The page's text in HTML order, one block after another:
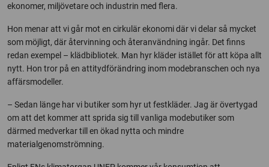
ekonomer, miljövetare och industrin med flera.
Hon menar att vi går mot en cirkulär ekonomi där vi delar så mycket
som möjligt, där återvinning och återanvändning ingår. Det finns
redan exempel – klädbibliotek. Man hyr kläder istället för att köpa allt
nytt. Hon tror på en attitydförändring inom modebranschen och nya
affärsmodeller.
– Sedan länge har vi butiker som hyr ut festkläder. Jag är övertygad
om att det kommer att sprida sig till vanliga modebutiker som
därmed medverkar till en ökad nytta och mindre
materialgenomströmning.